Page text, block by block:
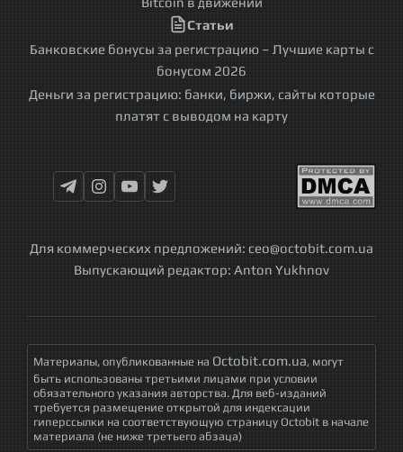
Статьи
Банковские бонусы за регистрацию – Лучшие карты с
бонусом 2026
Деньги за регистрацию: банки, биржи, сайты которые
платят с выводом на карту
Для коммерческих предложений: ceo@octobit.com.ua
Выпускающий редактор: Anton Yukhnov
Материалы, опубликованные на Octobit.com.ua, могут
быть использованы третьими лицами при условии
обязательного указания авторства. Для веб-изданий
требуется размещение открытой для индексации
гиперссылки на соответствующую страницу Octobit в начале
материала (не ниже третьего абзаца)